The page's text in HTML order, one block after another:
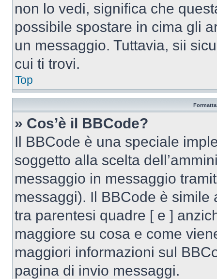
non lo vedi, significa che
possibile spostare in cima gli
un messaggio. Tuttavia, sii
cui ti trovi.
Top
» Cos’è il BBCode?
Il BBCode è una speciale
soggetto alla scelta
messaggio in messaggio
messaggi). Il BBCode è simile
tra parentesi quadre [ e ]
maggiore su cosa e come
maggiori informazioni sul
pagina di invio messaggi.